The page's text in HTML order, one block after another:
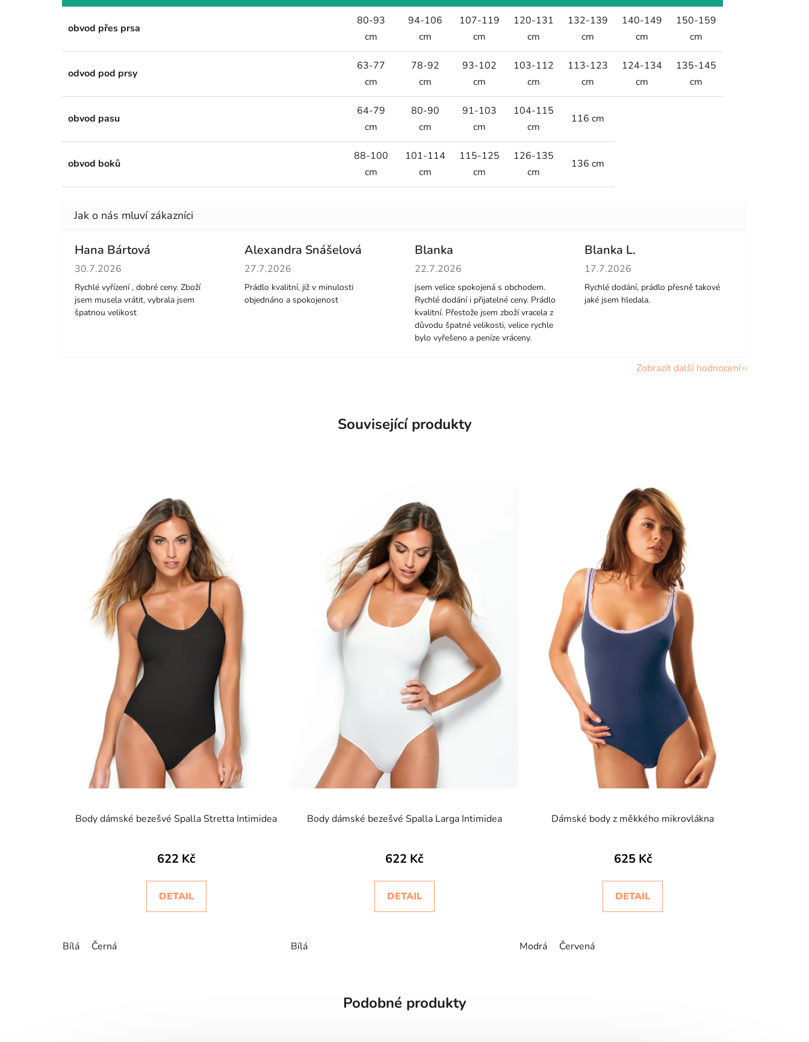
obvod přes prsa
80-93
cm
94-106
cm
107-119
cm
120-131
cm
132-139
cm
140-149
cm
150-159
cm
odvod pod prsy
63-77
cm
78-92
cm
93-102
cm
103-112
cm
113-123
cm
124-134
cm
135-145
cm
obvod pasu
64-79
cm
80-90
cm
91-103
cm
104-115
cm
116 cm
obvod boků
88-100
cm
101-114
cm
115-125
cm
126-135
cm
136 cm
Hana Bártová
Hodnocení obchodu je 4 z 5 hvězdiček.
30.7.2026
Rychlé vyřízení , dobré ceny. Zboží
jsem musela vrátit, vybrala jsem
špatnou velikost
Alexandra Snášelová
Hodnocení obchodu je 5 z 5 hvězdiček.
27.7.2026
Prádlo kvalitní, již v minulosti
objednáno a spokojenost
Blanka
Hodnocení obchodu je 5 z 5 hvězdiček.
22.7.2026
jsem velice spokojená s obchodem.
Rychlé dodání i přijatelné ceny. Prádlo
kvalitní. Přestože jsem zboží vracela z
důvodu špatné velikosti, velice rychle
bylo vyřešeno a peníze vráceny.
Blanka L.
Hodnocení obchodu je 5 z 5 hvězdiček.
17.7.2026
Rychlé dodání, prádlo přesně takové
jaké jsem hledala.
Zobrazit další hodnocení
Související produkty
Body dámské bezešvé Spalla Stretta Intimidea
622 Kč
DETAIL
Bílá Černá
Body dámské bezešvé Spalla Larga Intimidea
622 Kč
DETAIL
Bílá
Dámské body z měkkého mikrovlákna
625 Kč
DETAIL
Modrá Červená
Podobné produkty